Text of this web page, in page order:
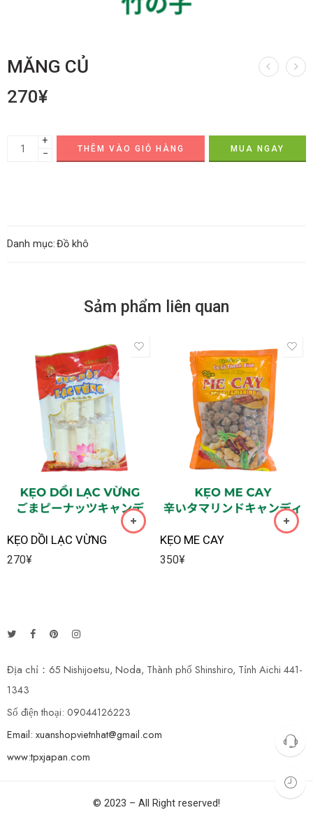
MĂNG CỦ
270¥
+
−
THÊM VÀO GIỎ HÀNG MUA NGAY
Danh mục:Đồ khô
Sảm phẩm liên quan
KẸO DỒI LẠC VỪNG
270¥
KẸO ME CAY
350¥
Địa chỉ：65 Nishijoetsu, Noda, Thành phố Shinshiro, Tỉnh Aichi 441-
1343
Số điện thoại: 09044126223
Email: xuanshopvietnhat@gmail.com
www:tpxjapan.com
© 2023 – All Right reserved!